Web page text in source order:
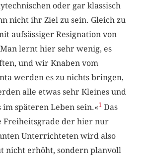
oder gar klassisch
nicht ihr Ziel zu sein. Gleich zu
aufsässiger Resignation von
lernt hier sehr wenig, es
und wir Knaben vom
werden es zu nichts bringen,
alle etwas sehr Kleines und
späteren Leben sein.«1 Das
Freiheitsgrade der hier nur
Unterrichteten wird also
nicht erhöht, sondern planvoll